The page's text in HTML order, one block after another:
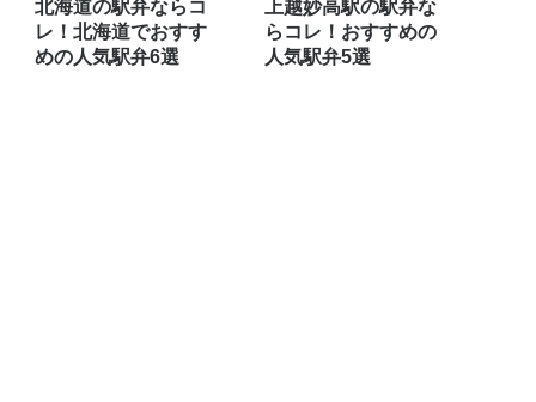
北海道の駅弁ならコ
レ！北海道でおすす
めの人気駅弁6選
上越妙高駅の駅弁な
らコレ！おすすめの
人気駅弁5選